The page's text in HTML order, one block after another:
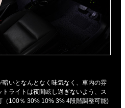
いとなんとなく味気なく、車内の雰
ライトは夜間眩し過ぎないよう、ス
（100％ 30% 10% 3% 4段階調整可能)